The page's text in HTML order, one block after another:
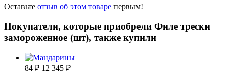
Оставьте отзыв об этом товаре первым!
Покупатели, которые приобрели Филе трески
замороженное (шт), также купили
84 ₽ 12 345 ₽